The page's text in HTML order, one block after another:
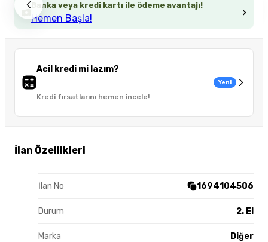
Banka veya kredi kartı ile ödeme avantajı!
Hemen Başla!
Acil kredi mi lazım?
Kredi fırsatlarını hemen incele!
Yeni
İlan Özellikleri
İlan No 1694104506
Durum 2. El
Marka Diğer